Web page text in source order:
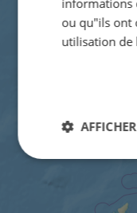
informations
ou qu"ils ont
utilisation de
Strictement
nécessaires